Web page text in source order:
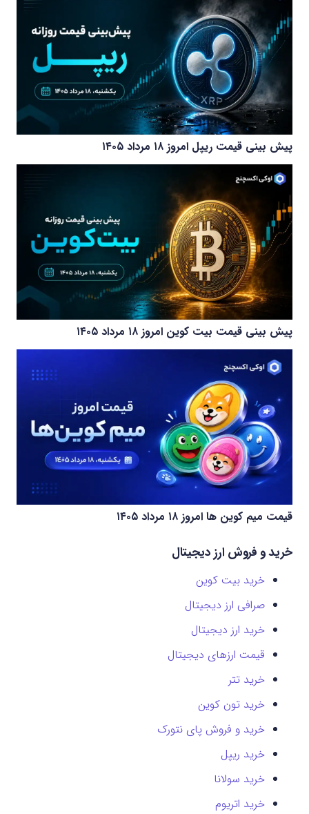
پیش بینی قیمت ریپل امروز ۱۸ مرداد ۱۴۰۵
پیش بینی قیمت بیت کوین امروز ۱۸ مرداد ۱۴۰۵
قیمت میم کوین‌ ها امروز ۱۸ مرداد ۱۴۰۵
خرید و فروش ارز دیجیتال
خرید بیت کوین
صرافی ارز دیجیتال
خرید ارز دیجیتال
قیمت ارزهای دیجیتال
خرید تتر
خرید تون کوین
خرید و فروش پای نتورک
خرید ریپل
خرید سولانا
خرید اتریوم